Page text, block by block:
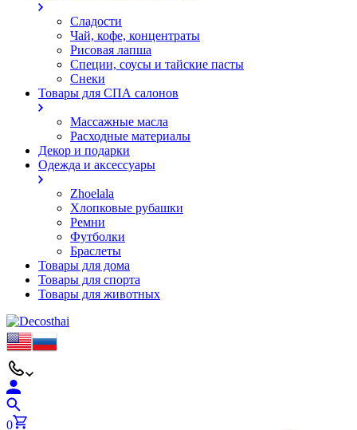
Сладости
Чай, кофе, концентраты
Рисовая лапша
Специи, соусы и тайские пасты
Снеки
Товары для СПА салонов
Массажные масла
Расходные материалы
Декор и подарки
Одежда и аксессуары
Zhoelala
Хлопковые рубашки
Ремни
Футболки
Браслеты
Товары для дома
Товары для спорта
Товары для животных
0